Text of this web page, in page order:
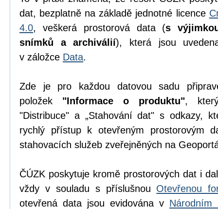
dat, bezplatně na základě jednotné licence
4.0, veškerá prostorová data (s
snímků a archiválií), která jsou
v záložce Data.
Zde je pro každou datovou sadu
položek "Informace o produktu",
"Distribuce" a „Stahování dat" s odkazy,
rychlý přístup k otevřeným prostorovým
stahovacích služeb zveřejněných na
ČÚZK poskytuje kromě prostorových dat i
vždy v souladu s příslušnou Otevřenou
otevřená data jsou evidována v Národním